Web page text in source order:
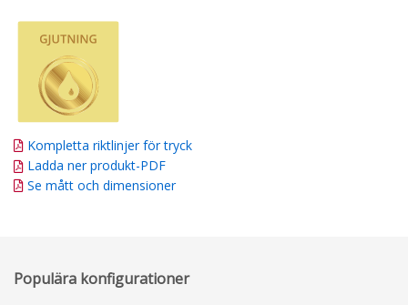
Kompletta riktlinjer för tryck
Ladda ner produkt-PDF
Se mått och dimensioner
Populära konfigurationer